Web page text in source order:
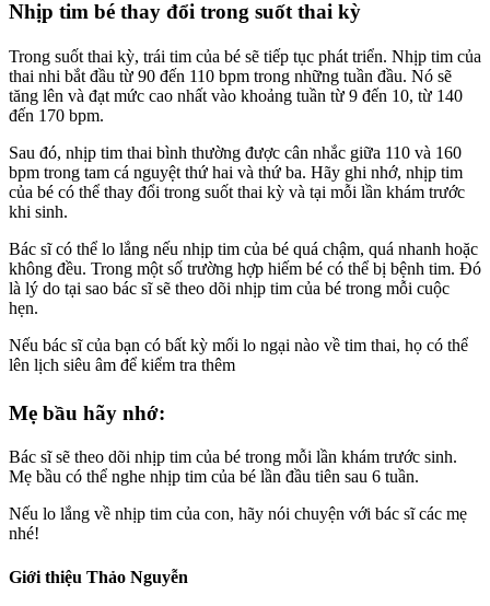
Nhịp tim bé thay đổi trong suốt thai kỳ
Trong suốt thai kỳ, trái tim của bé sẽ tiếp tục phát triển. Nhịp tim của
thai nhi bắt đầu từ 90 đến 110 bpm trong những tuần đầu. Nó sẽ
tăng lên và đạt mức cao nhất vào khoảng tuần từ 9 đến 10, từ 140
đến 170 bpm.
Sau đó, nhịp tim thai bình thường được cân nhắc giữa 110 và 160
bpm trong tam cá nguyệt thứ hai và thứ ba. Hãy ghi nhớ, nhịp tim
của bé có thể thay đổi trong suốt thai kỳ và tại mỗi lần khám trước
khi sinh.
Bác sĩ có thể lo lắng nếu nhịp tim của bé quá chậm, quá nhanh hoặc
không đều. Trong một số trường hợp hiếm bé có thể bị bệnh tim. Đó
là lý do tại sao bác sĩ sẽ theo dõi nhịp tim của bé trong mỗi cuộc
hẹn.
Nếu bác sĩ của bạn có bất kỳ mối lo ngại nào về tim thai, họ có thể
lên lịch siêu âm để kiểm tra thêm
Mẹ bầu hãy nhớ:
Bác sĩ sẽ theo dõi nhịp tim của bé trong mỗi lần khám trước sinh.
Mẹ bầu có thể nghe nhịp tim của bé lần đầu tiên sau 6 tuần.
Nếu lo lắng về nhịp tim của con, hãy nói chuyện với bác sĩ các mẹ
nhé!
Giới thiệu Thảo Nguyễn